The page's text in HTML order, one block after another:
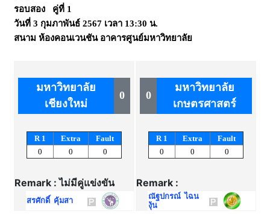
รอบสอง คู่ที่ 1
วันที่ 3 กุมภาพันธ์ 2567 เวลา 13:30 น.
สนาม ห้องคอนเวนชัน อาคารศูนย์มหาวิทยาลัย
มหาวิทยาลัย
เชียงใหม่
0
R 1 Extra
Fault
0
0 0
Remark : ไม่มีคู่แข่งขัน
สรศักดิ์ คุ้มสา
0
มหาวิทยาลัย
เกษตรศาสตร์
R 1 Extra
Fault
0
0 0
Remark :
ณัฐปกรณ์ ไฉน
งุ้น